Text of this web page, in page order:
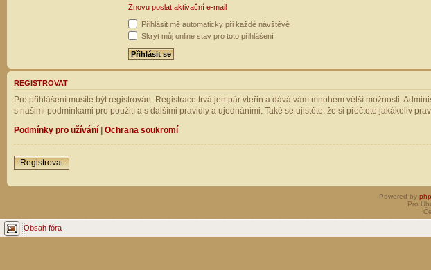
Znovu poslat aktivační e-mail
Přihlásit mě automaticky při každé návštěvě
Skrýt můj online stav pro toto přihlášení
REGISTROVAT
Pro přihlášení musíte být registrován. Registrace trvá jen pár vteřin a dává vám mnohem větší možnosti.
s našimi podmínkami pro použití a s dalšími pravidly a ujednáními. Také se ujistěte, že si přečtete jakákoliv
Podmínky pro užívání | Ochrana soukromí
Registrovat
Powered by
Pro
Obsah fóra